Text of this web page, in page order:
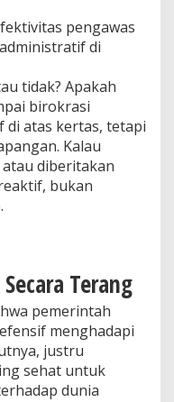
pengawas
di
tidak? Apakah
birokrasi
di atas kertas, tetapi
Kalau
diberitakan
bukan
Terang
pemerintah
menghadapi
justru
sehat untuk
dunia